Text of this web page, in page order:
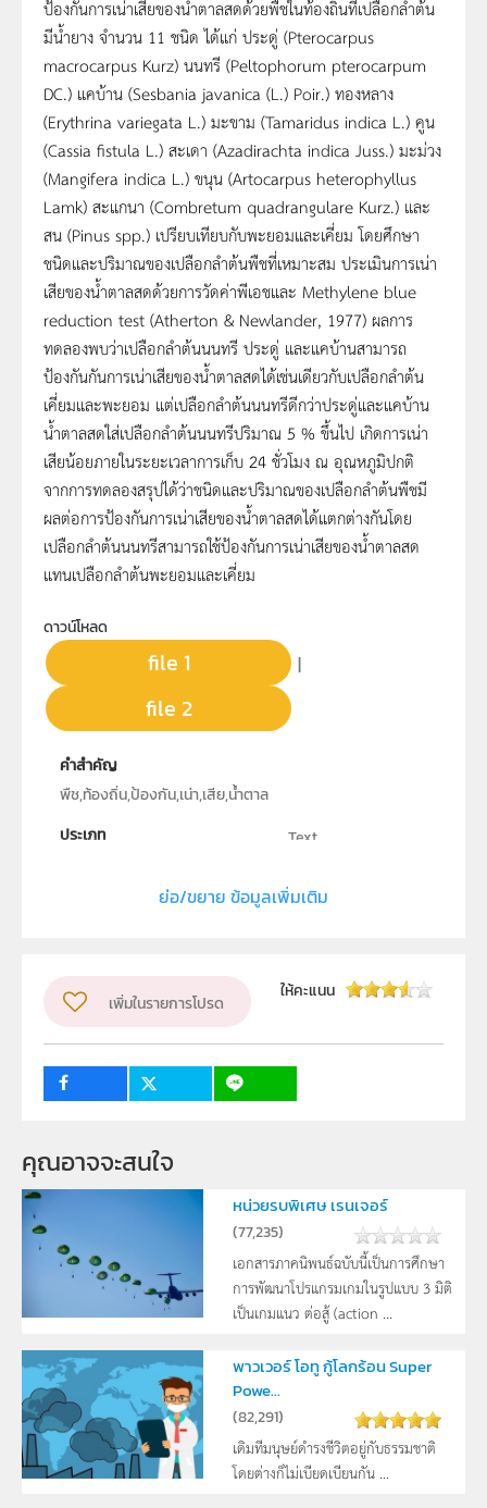
ป้องกันการเน่าเสียของน้ำตาลสดด้วยพืชในท้องถิ่นที่เปลือกลำต้น
มีน้ำยาง จำนวน 11 ชนิด ได้แก่ ประดู่ (Pterocarpus
macrocarpus Kurz) นนทรี (Peltophorum pterocarpum
DC.) แคบ้าน (Sesbania javanica (L.) Poir.) ทองหลาง
(Erythrina variegata L.) มะขาม (Tamaridus indica L.) คูน
(Cassia fistula L.) สะเดา (Azadirachta indica Juss.) มะม่วง
(Mangifera indica L.) ขนุน (Artocarpus heterophyllus
Lamk) สะแกนา (Combretum quadrangulare Kurz.) และ
สน (Pinus spp.) เปรียบเทียบกับพะยอมและเคี่ยม โดยศึกษา
ชนิดและปริมาณของเปลือกลำต้นพืชที่เหมาะสม ประเมินการเน่า
เสียของน้ำตาลสดด้วยการวัดค่าพีเอชและ Methylene blue
reduction test (Atherton & Newlander, 1977) ผลการ
ทดลองพบว่าเปลือกลำต้นนนทรี ประดู่ และแคบ้านสามารถ
ป้องกันกันการเน่าเสียของน้ำตาลสดได้เช่นเดียวกับเปลือกลำต้น
เคี่ยมและพะยอม แต่เปลือกลำต้นนนทรีดีกว่าประดู่และแคบ้าน
น้ำตาลสดใส่เปลือกลำต้นนนทรีปริมาณ 5 % ขึ้นไป เกิดการเน่า
เสียน้อยภายในระยะเวลาการเก็บ 24 ชั่วโมง ณ อุณหภูมิปกติ
จากการทดลองสรุปได้ว่าชนิดและปริมาณของเปลือกลำต้นพืชมี
ผลต่อการป้องกันการเน่าเสียของน้ำตาลสดได้แตกต่างกันโดย
เปลือกลำต้นนนทรีสามารถใช้ป้องกันการเน่าเสียของน้ำตาลสด
แทนเปลือกลำต้นพะยอมและเคี่ยม
ดาวน์โหลด
file 1 |
file 2
คำสำคัญ
พืช,ท้องถิ่น,ป้องกัน,เน่า,เสีย,น้ำตาล
ประเภท
Text
ระดับชั้น
ครู, นักเรียน
ย่อ/ขยาย ข้อมูลเพิ่มเติม
เพิ่มในรายการโปรด
ให้คะแนน
คุณอาจจะสนใจ
หน่วยรบพิเศษ เรนเจอร์
(77,235)
เอกสารภาคนิพนธ์ฉบับนี้เป็นการศึกษา
การพัฒนาโปรแกรมเกมในรูปแบบ 3 มิติ
เป็นเกมแนว ต่อสู้ (action ...
พาวเวอร์ โอทู กู้โลกร้อน Super
Powe...
(82,291)
เดิมทีมนุษย์ดำรงชีวิตอยู่กับธรรมชาติ
โดยต่างก็ไม่เบียดเบียนกัน ...